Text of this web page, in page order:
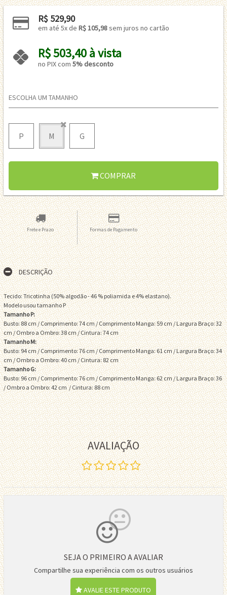
R$ 529,90
em até 5x de R$ 105,98 sem juros no cartão
R$ 503,40 à vista
no PIX com 5% desconto
ESCOLHA UM TAMANHO
P M G
COMPRAR
Frete e Prazo Formas de Pagamento
DESCRIÇÃO
Tecido: Tricotinha (50% algodão - 46 % poliamida e 4% elastano).
Modelo usou tamanho P
Tamanho P:
Busto: 88 cm / Comprimento: 74 cm / Comprimento Manga: 59 cm / Largura Braço: 32
cm / Ombro a Ombro: 38 cm / Cintura: 74 cm
Tamanho M:
Busto: 94 cm / Comprimento: 76 cm / Comprimento Manga: 61 cm / Largura Braço: 34
cm / Ombro a Ombro: 40 cm / Cintura: 82 cm
Tamanho G:
Busto: 96 cm / Comprimento: 76 cm / Comprimento Manga: 62 cm / Largura Braço: 36
/ Ombro a Ombro: 42 cm / Cintura: 88 cm
AVALIAÇÃO
SEJA O PRIMEIRO A AVALIAR
Compartilhe sua experiência com os outros usuários
AVALIE ESTE PRODUTO